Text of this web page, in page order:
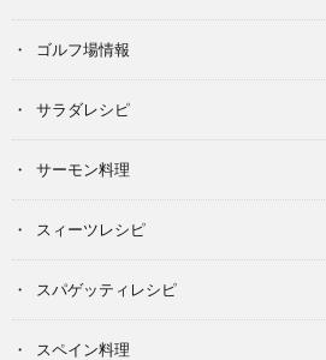
ゴルフ場情報
サラダレシピ
サーモン料理
スィーツレシピ
スパゲッティレシピ
スペイン料理